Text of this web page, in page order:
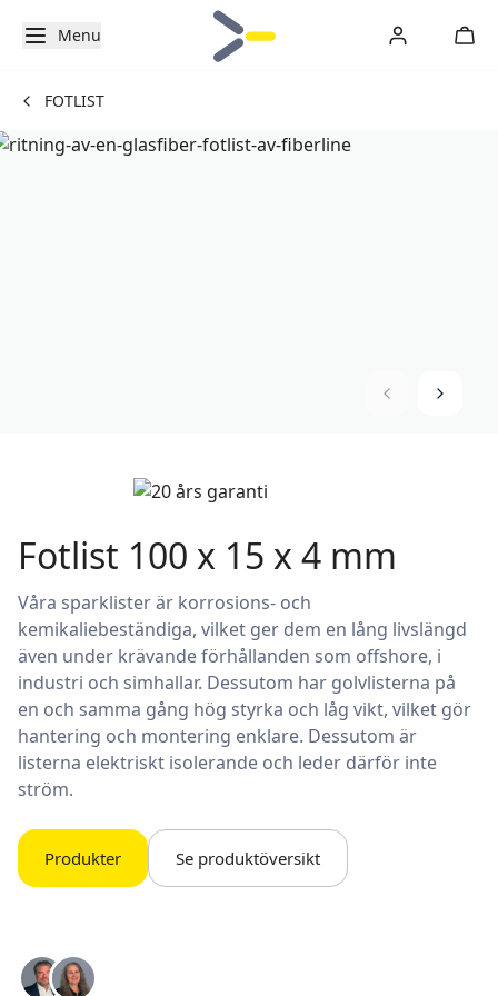
Menu
FOTLIST
Fotlist 100 x 15 x 4 mm
Våra sparklister är korrosions- och
kemikaliebeständiga, vilket ger dem en lång livslängd
även under krävande förhållanden som offshore, i
industri och simhallar. Dessutom har golvlisterna på
en och samma gång hög styrka och låg vikt, vilket gör
hantering och montering enklare. Dessutom är
listerna elektriskt isolerande och leder därför inte
ström.
Produkter Se produktöversikt